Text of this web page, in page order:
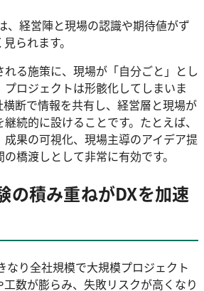
、経営陣と現場の認識や期待値がず
られます。
れる施策に、現場が「自分ごと」とし
ロジェクトは形骸化してしまいま
断で情報を共有し、経営層と現場が
続的に設けることです。たとえば、
果の可視化、現場主導のアイデア提
橋渡しとして非常に有効です。
の積み重ねがDXを加速
なり全社規模で大規模プロジェクト
数が膨らみ、失敗リスクが高くなり